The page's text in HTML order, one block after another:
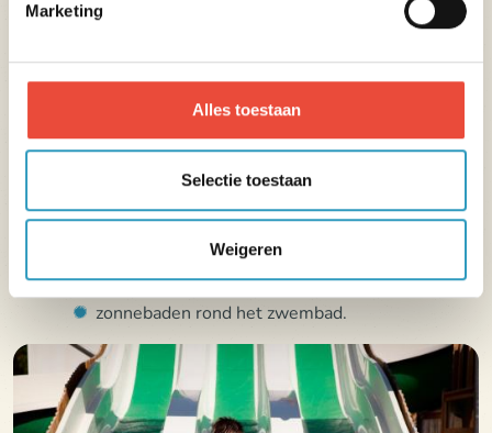
Marketing
Alles toestaan
Selectie toestaan
Weigeren
Van 13/05 tot 20/09/2026
Verwarmd buitenzwembad
zwembad: 128 m²,
verwarmd kinderbad met glijbaan,
zonnebaden rond het zwembad.